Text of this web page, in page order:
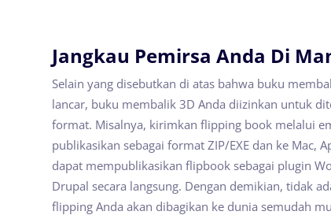
Jangkau Pemirsa Anda Di
Selain yang disebutkan di atas bahwa buku
lancar, buku membalik 3D Anda diizinkan untuk
format. Misalnya, kirimkan flipping book melalui
publikasikan sebagai format ZIP/EXE dan ke Mac,
dapat mempublikasikan flipbook sebagai plugin
Drupal secara langsung. Dengan demikian, tidak
flipping Anda akan dibagikan ke dunia semudah